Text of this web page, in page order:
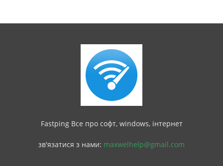
Fastping Все про софт, windows, інтернет
зв'язатися з нами: maxwelhelp@gmail.com